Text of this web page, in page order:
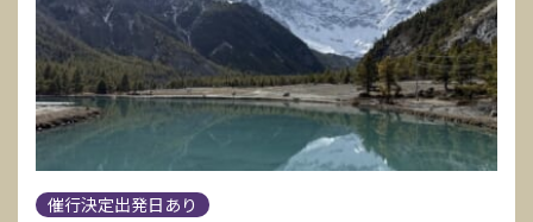
催行決定出発日あり